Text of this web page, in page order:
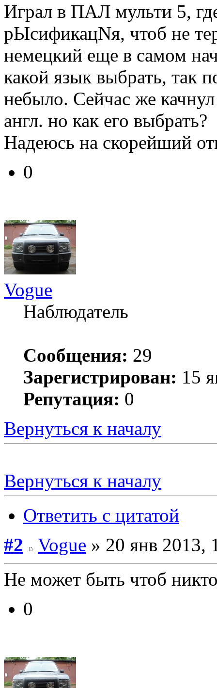
Играл в ПАЛ мульти 5,
рЫсификацNя, чтоб не
немецкий еще в самом
какой язык выбрать, так
небыло. Сейчас же
англ. но как его выбрать?
Надеюсь на скорейший
0
Vogue
Наблюдатель
Сообщения: 29
Зарегистрирован: 15
Репутация: 0
Вернуться к началу
Вернуться к началу
Ответить с цитатой
#2
Vogue » 20 янв 2013,
Не может быть чтоб
0